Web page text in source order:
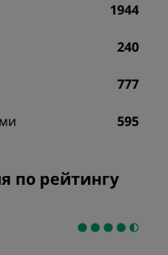
1944
240
777
595
по рейтингу